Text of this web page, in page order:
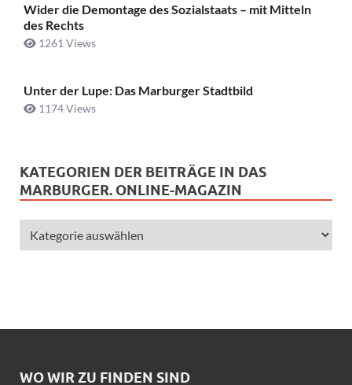
Wider die Demontage des Sozialstaats – mit Mitteln
des Rechts
1261 Views
Unter der Lupe: Das Marburger Stadtbild
1174 Views
KATEGORIEN DER BEITRÄGE IN DAS
MARBURGER. ONLINE-MAGAZIN
WO WIR ZU FINDEN SIND